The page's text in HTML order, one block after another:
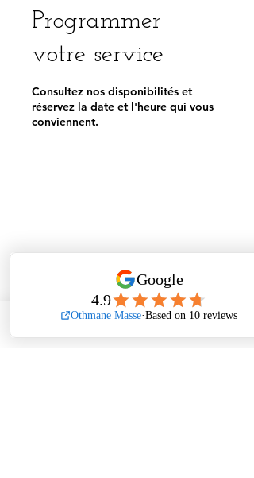
Programmer
votre service
Consultez nos disponibilités et
réservez la date et l'heure qui vous
conviennent.